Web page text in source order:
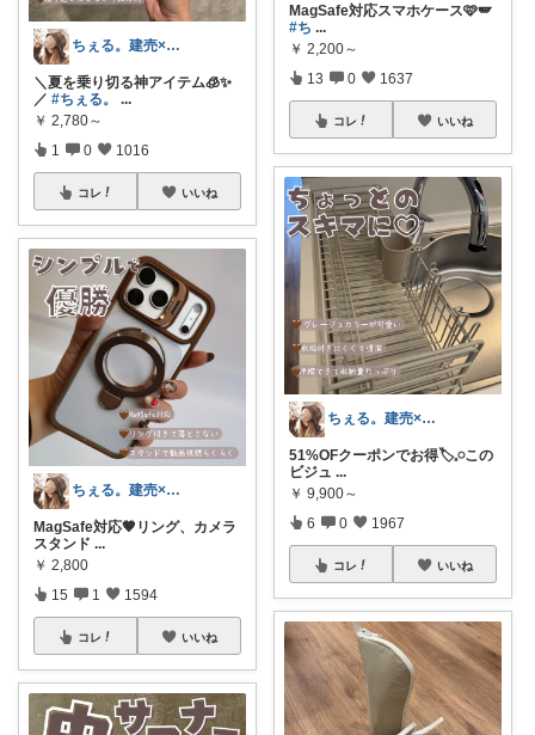
ちぇる。建売×暖色お家づくり
＼夏を乗り切る神アイテム🧊✨
／ #ちぇる。
...
￥ 2,780～
1 0 1016
コレ いいね
ちぇる。建売×暖色お家づくり
MagSafe対応🤎リング、カメラ
スタンド ...
￥ 2,800
15 1 1594
コレ いいね
MagSafe対応スマホケース🩷🪽
#ち ...
￥ 2,200～
13 0 1637
コレ いいね
ちぇる。建売×暖色お家づくり
51%OFクーポンでお得🏷𓈒𓏸︎この
ビジュ ...
￥ 9,900～
6 0 1967
コレ いいね